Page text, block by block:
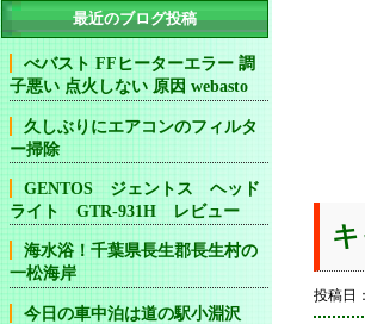
投稿日
最近のブログ投稿
べバスト FFヒーターエラー 調
子悪い 点火しない 原因 webasto
久しぶりにエアコンのフィルタ
ー掃除
GENTOS ジェントス ヘッド
ライト GTR-931H レビュー
海水浴！千葉県長生郡長生村の
一松海岸
今日の車中泊は道の駅小淵沢